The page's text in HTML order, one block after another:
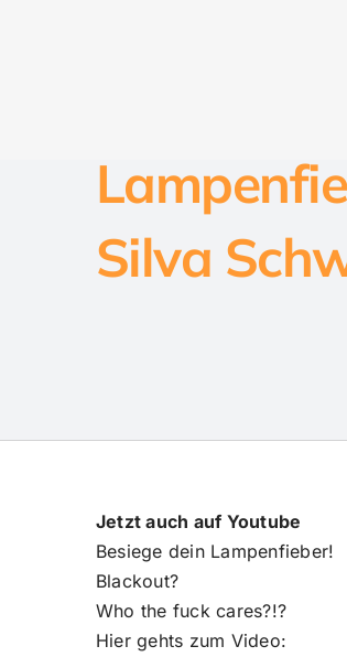
Silva
Jetzt auch auf Youtube
Besiege dein Lampenfieber!
Blackout?
Who the fuck cares?!?
Hier gehts zum Video: